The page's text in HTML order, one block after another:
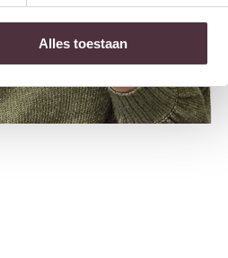
Alles toestaan